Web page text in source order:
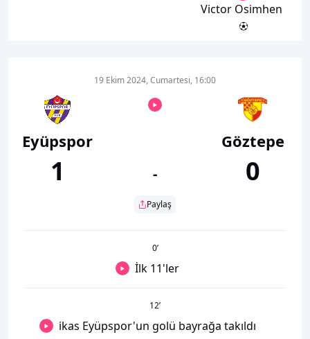
Victor Osimhen
Eyüpspor
1
19 Ekim 2024, Cumartesi, 16:00
-
Paylaş
Göztepe
0
0’
İlk 11'ler
12’
ikas Eyüpspor'un golü bayrağa takıldı